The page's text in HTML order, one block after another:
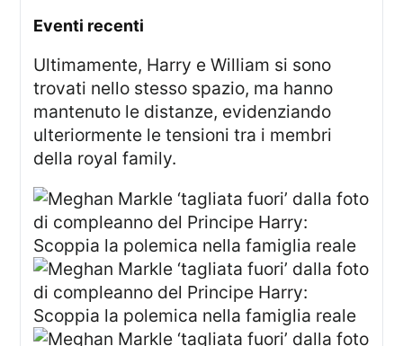
Eventi recenti
Ultimamente, Harry e William si sono
trovati nello stesso spazio, ma hanno
mantenuto le distanze, evidenziando
ulteriormente le tensioni tra i membri
della royal family.